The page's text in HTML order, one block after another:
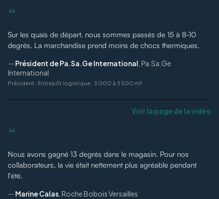
“
Sur les quais de départ, nous sommes passés de 15 à 8-10
degrés. La marchandise prend moins de chocs thermiques.
— Président de Pa.Sa.Ge International Pa.Sa.Ge
International
Président · Entrepôt logistique · 3 000 à 3 500 m²
Voir la page de la vidéo
“
Nous avons gagné 13 degrés dans le magasin. Pour nos
collaborateurs, la vie était nettement plus agréable pendant
l'été.
— Marine Calas Roche Bobois Versailles